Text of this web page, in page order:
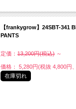
【frankygrow】24SBT-341
PANTS
定価： 13,200円(税込) ～
価格： 5,280円(税抜 4,800円
在庫切れ